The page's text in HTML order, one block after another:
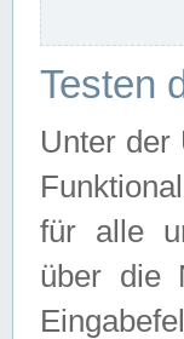
Testen
Unter der
für alle
über die